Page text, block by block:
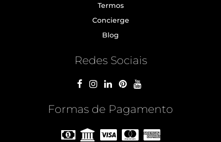
Termos
Concierge
Blog
Redes Sociais
Formas de Pagamento